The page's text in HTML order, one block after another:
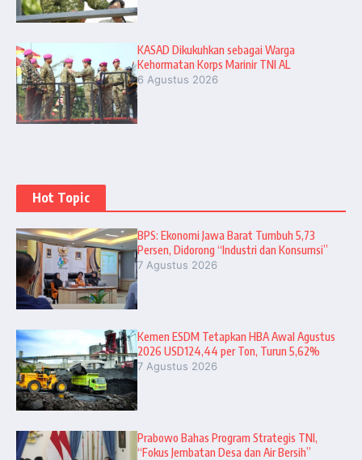
KASAD Dikukuhkan sebagai Warga
Kehormatan Korps Marinir TNI AL
6 Agustus 2026
Hot Topic
BPS: Ekonomi Jawa Barat Tumbuh 5,73
Persen, Didorong “Industri dan Konsumsi”
7 Agustus 2026
Kemen ESDM Tetapkan HBA Awal Agustus
2026 USD124,44 per Ton, Turun 5,62%
7 Agustus 2026
Prabowo Bahas Program Strategis TNI,
“Fokus Jembatan Desa dan Air Bersih”